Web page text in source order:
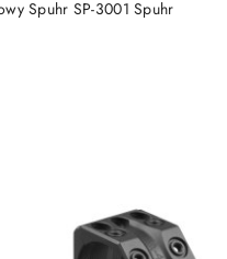
Spuhr SP-3001 Spuhr